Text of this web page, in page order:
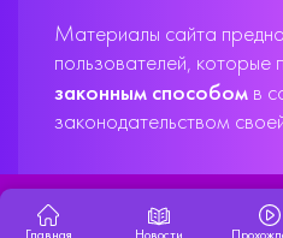
Материалы сайта
пользователей, которые
законным способом в
законодательством